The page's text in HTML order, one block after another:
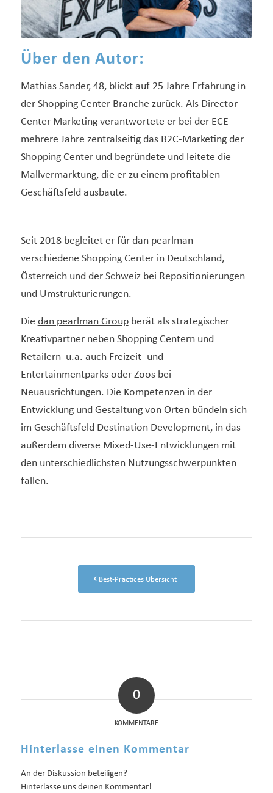
Über den Autor:
Mathias Sander, 48, blickt auf 25 Jahre Erfahrung in
der Shopping Center Branche zurück. Als Director
Center Marketing verantwortete er bei der ECE
mehrere Jahre zentralseitig das B2C-Marketing der
Shopping Center und begründete und leitete die
Mallvermarktung, die er zu einem profitablen
Geschäftsfeld ausbaute.
Seit 2018 begleitet er für dan pearlman
verschiedene Shopping Center in Deutschland,
Österreich und der Schweiz bei Repositionierungen
und Umstrukturierungen.
Die dan pearlman Groupberät als strategischer
Kreativpartner neben Shopping Centern und
Retailern u.a. auch Freizeit- und
Entertainmentparks oder Zoos bei
Neuausrichtungen. Die Kompetenzen in der
Entwicklung und Gestaltung von Orten bündeln sich
im Geschäftsfeld Destination Development, in das
außerdem diverse Mixed-Use-Entwicklungen mit
den unterschiedlichsten Nutzungsschwerpunkten
fallen.
Best-Practices Übersicht
0
KOMMENTARE
Hinterlasse einen Kommentar
An der Diskussion beteiligen?
Hinterlasse uns deinen Kommentar!